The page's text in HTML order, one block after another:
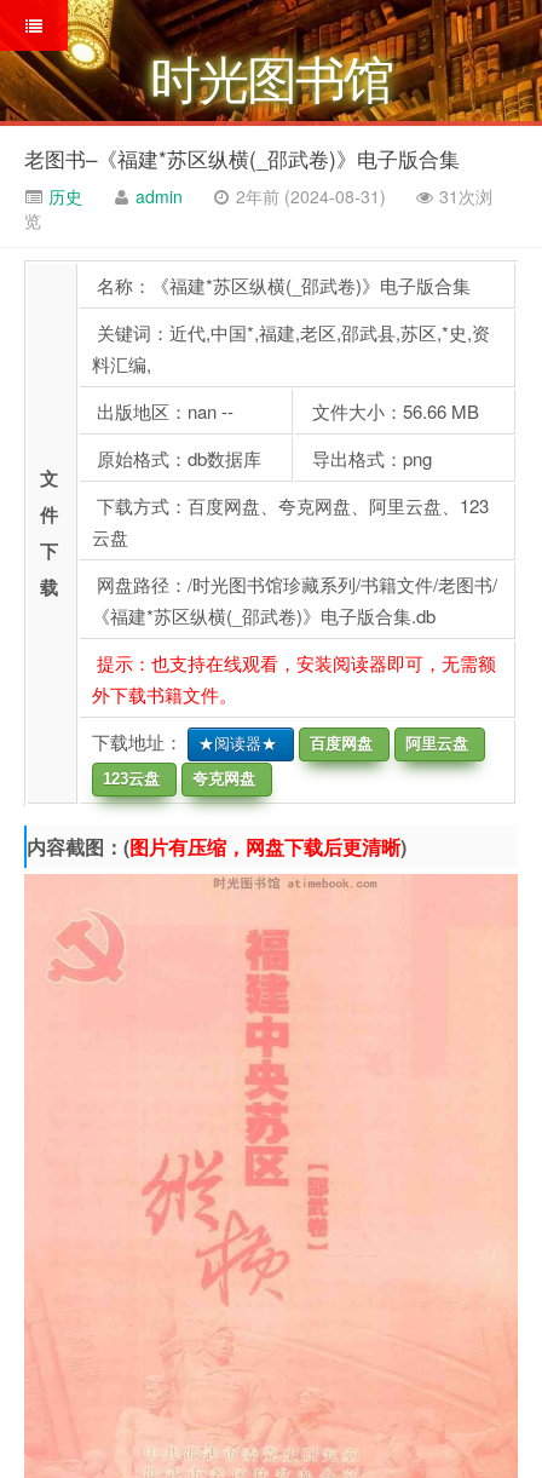
时光图书馆
老图书–《福建*苏区纵横(_邵武卷)》电子版合集
历史 admin 2年前 (2024-08-31)
31次浏
览
文
件
下
载
名称：《福建*苏区纵横(_邵武卷)》电子版合集
关键词：近代,中国*,福建,老区,邵武县,苏区,*史,资
料汇编,
出版地区：nan --
文件大小：56.66 MB
原始格式：db数据库
导出格式：png
下载方式：百度网盘、夸克网盘、阿里云盘、123
云盘
网盘路径：/时光图书馆珍藏系列/书籍文件/老图书/
《福建*苏区纵横(_邵武卷)》电子版合集.db
提示：也支持在线观看，安装阅读器即可，无需额
外下载书籍文件。
下载地址：
★阅读器★ 百度网盘
阿里云盘
123云盘
夸克网盘
内容截图：(图片有压缩，网盘下载后更清晰)